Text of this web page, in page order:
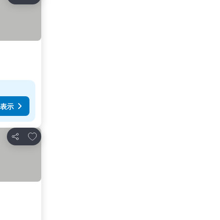
示
シェア
お気に入りに追加